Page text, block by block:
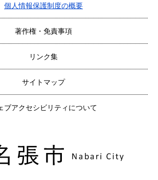
個人情報保護制度の概要
著作権・免責事項
リンク集
サイトマップ
ブアクセシビリティについて